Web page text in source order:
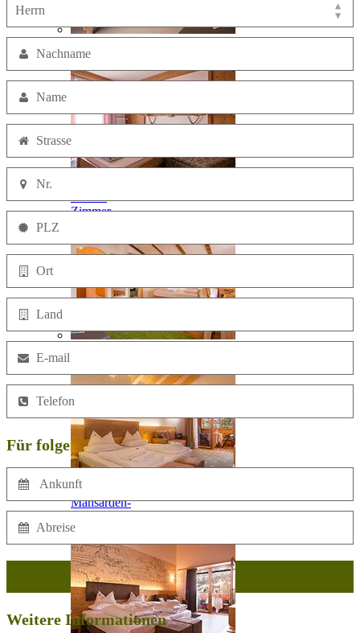
Zimmer
Zimmer
Mansarden-
Für folgenden Termin
Weitere Informationen